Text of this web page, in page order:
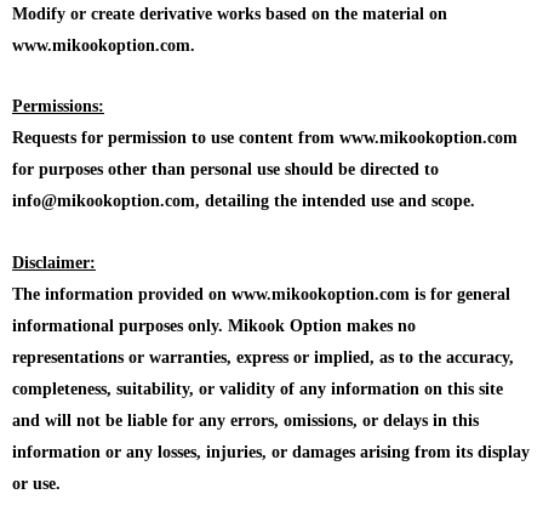
Modify or create derivative works based on the material on
www.mikookoption.com.
Permissions:
Requests for permission to use content from www.mikookoption.com
for purposes other than personal use should be directed to
info@mikookoption.com, detailing the intended use and scope.
Disclaimer:
The information provided on www.mikookoption.com is for general
informational purposes only. Mikook Option makes no
representations or warranties, express or implied, as to the accuracy,
completeness, suitability, or validity of any information on this site
and will not be liable for any errors, omissions, or delays in this
information or any losses, injuries, or damages arising from its display
or use.